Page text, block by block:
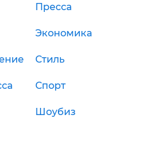
Пресса
Экономика
Стиль
Спорт
Шоубиз